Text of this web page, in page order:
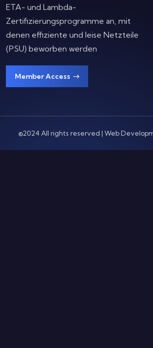
ETA- und Lambda-
Zertifizierungsprogramme an, mit
denen effiziente und leise Netzteile
(PSU) beworben werden
Member Access
©2024 All rights reserved | Web